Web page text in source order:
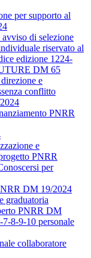
per supporto al
di selezione
riservato al
edizione 1224-
DM 65
e
conflitto
PNRR
e
PNRR
per
DM 19/2024
graduatoria
PNRR DM
8-9-10 personale
collaboratore